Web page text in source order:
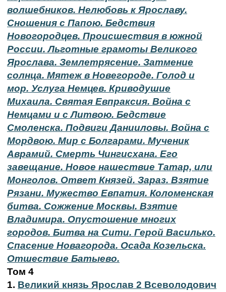
волшебников. Нелюбовь к Ярославу.
Сношения с Папою. Бедствия
Новогородцев. Происшествия в южной
России. Льготные грамоты Великого
Ярослава. Землетрясение. Затмение
солнца. Мятеж в Новегороде. Голод и
мор. Услуга Немцев. Криводушие
Михаила. Святая Евпраксия. Война с
Немцами и с Литвою. Бедствие
Смоленска. Подвиги Данииловы. Война с
Мордвою. Мир с Болгарами. Мученик
Аврамий. Смерть Чингисхана. Его
завещание. Новое нашествие Татар, или
Монголов. Ответ Князей. Зараз. Взятие
Рязани. Мужество Евпатия. Коломенская
битва. Сожжение Москвы. Взятие
Владимира. Опустошение многих
городов. Битва на Сити. Герой Василько.
Спасение Новагорода. Осада Козельска.
Отшествие Батыево.
Том 4
1. Великий князь Ярослав 2 Всеволодович